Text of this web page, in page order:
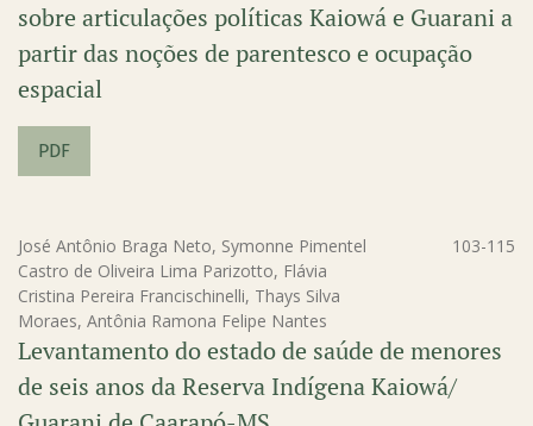
sobre articulações políticas Kaiowá e Guarani a
partir das noções de parentesco e ocupação
espacial
PDF
José Antônio Braga Neto, Symonne Pimentel
Castro de Oliveira Lima Parizotto, Flávia
Cristina Pereira Francischinelli, Thays Silva
Moraes, Antônia Ramona Felipe Nantes
103-115
Levantamento do estado de saúde de menores
de seis anos da Reserva Indígena Kaiowá/